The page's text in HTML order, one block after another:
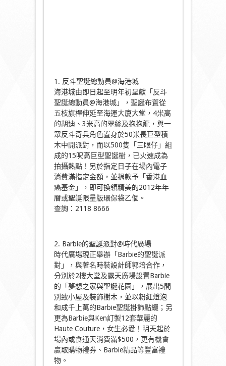
1. 反斗聖誕總動員@海港城
海港城由即日起至明年初呈獻「反斗
聖誕總動員@海港城」，聖誕布置從
五枝旗桿伸延至海運大廈大堂，4米高
的胡迪、3米高的翠絲及抱抱龍，與一
眾反斗奇兵角色置身於50米長巨型積
木中開派對，而以500隻「三眼仔」組
成的15呎高巨型聖誕樹，已火速成為
拍攝熱點！另於指定日子在場內電子
消費滿指定金額，並捐款予「香港血
癌基金」，即可換領精美的2012年年
曆或聖誕限量版環保袋乙個。
查詢：2118 8666
2. Barbie的聖誕派對@時代廣場
時代廣場現正舉辦「Barbie的聖誕派
對」，與著名時裝設計師郭培合作，
分別於2樓大堂及露天廣場設置Barbie
的「夢想之家與聖誕花園」，展出5間
別致小屋及裝飾樹木，並以粉紅燈泡
和成千上萬的Barbie聖誕掛飾點綴；另
更為Barbie與Ken訂製12套華麗的
Haute Couture，女生必愛！明天起於
場內或食通天消費滿$500，更有機會
贏取購物禮券、Barbie精品等豐富禮
物。